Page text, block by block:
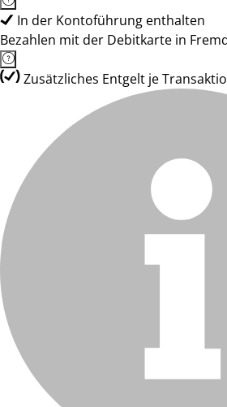
In der Kontoführung enthalten
Bezahlen mit der Debitkarte in
Zusätzliches Entgelt je